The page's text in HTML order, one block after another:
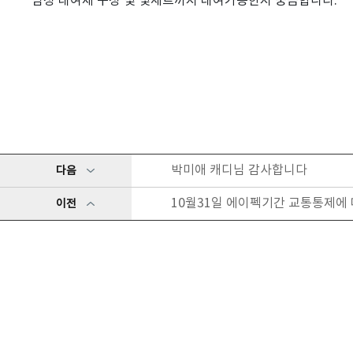
다음 박미애 캐디님 감사합니다
이전 10월31일 에이펙기간 교통통제에